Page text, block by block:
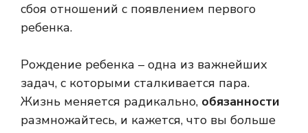
сбоя отношений с появлением первого
ребенка.
Рождение ребенка – одна из важнейших
задач, с которыми сталкивается пара.
Жизнь меняется радикально, обязанности
размножайтесь, и кажется, что вы больше